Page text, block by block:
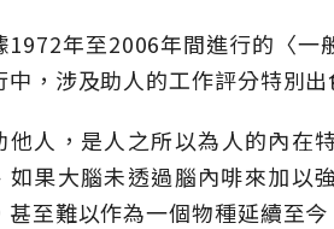
1972年至2006年間進行的〈
中，涉及助人的工作評分特別出
他人，是人之所以為人的內
如果大腦未透過腦內啡來加以
甚至難以作為一個物種延續至今